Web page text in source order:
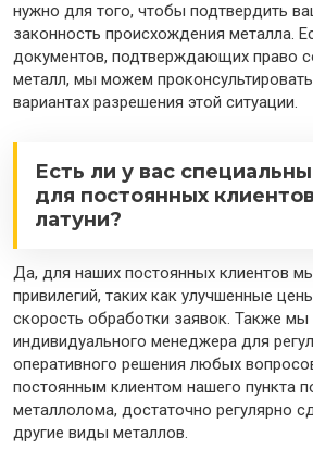
нужно для того, чтобы подтвердить
законность происхождения металла.
документов, подтверждающих право
металл, мы можем
вариантах разрешения этой ситуации.
Есть ли у вас
для постоянных
латуни?
Да, для наших постоянных клиентов
привилегий, таких как улучшенные
скорость обработки заявок. Также
индивидуального менеджера для
оперативного решения любых
постоянным клиентом нашего пункта
металлолома, достаточно регулярно
другие виды металлов.